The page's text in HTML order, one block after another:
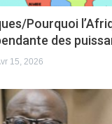
Pourquoi
des
15, 2026